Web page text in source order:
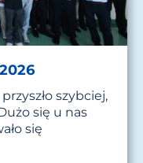
szybciej,
się u nas
się